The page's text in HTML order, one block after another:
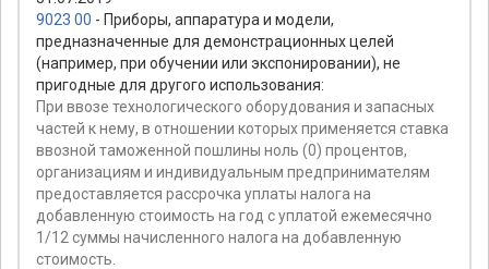
9023 00 - Приборы, аппаратура и модели,
предназначенные для демонстрационных целей
(например, при обучении или экспонировании), не
пригодные для другого использования:
При ввозе технологического оборудования и запасных
частей к нему, в отношении которых применяется ставка
ввозной таможенной пошлины ноль (0) процентов,
организациям и индивидуальным предпринимателям
предоставляется рассрочка уплаты налога на
добавленную стоимость на год с уплатой ежемесячно
1/12 суммы начисленного налога на добавленную
стоимость.